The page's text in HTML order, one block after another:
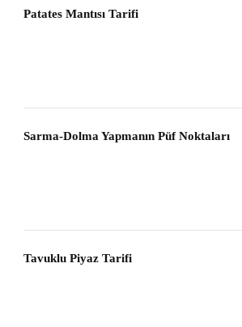
Patates Mantısı Tarifi
Sarma-Dolma Yapmanın Püf Noktaları
Tavuklu Piyaz Tarifi